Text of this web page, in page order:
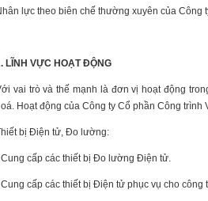
lực theo biên chế thường xuyên của
LĨNH VỰC HOẠT ĐỘNG
vai trò và thế mạnh là đơn vị hoạt động
Hoạt động của Công ty Cổ phần Công
bị Điện tử, Đo lường:
cấp các thiết bị Đo lường Điện tử.
cấp các thiết bị Điện tử phục vụ cho công